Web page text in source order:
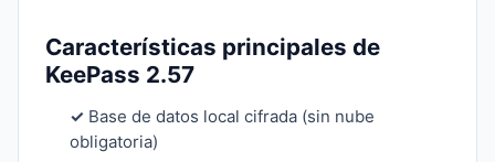
Características principales de
KeePass 2.57
✓ Base de datos local cifrada (sin nube
obligatoria)